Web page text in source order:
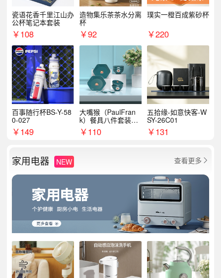
瓷语花香千里江山办
公杯笔记本套装
￥108
造物集乐茶茶水分离
杯
￥92
璞实一橙百成紫砂杯
￥220
百事随行杯BS-Y-58
0-027
￥149
大嘴猴（PaulFran
k）餐具八件套装HC
T6007
￥110
五拾缘-如意快客-W
SY-26C01
￥131
家用电器 NEW 查看更多 